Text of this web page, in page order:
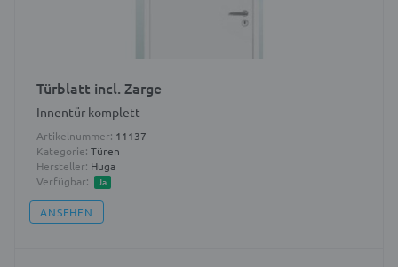
Türblatt incl. Zarge
Innentür komplett
Artikelnummer: 11137
Kategorie: Türen
Hersteller: Huga
Verfügbar:
Ja
ANSEHEN